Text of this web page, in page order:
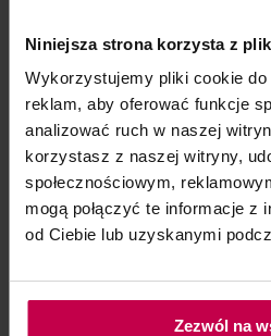
Niniejsza strona korzysta z
Wykorzystujemy pliki cookie
reklam, aby oferować funkcje
analizować ruch w naszej
korzystasz z naszej witryny,
społecznościowym,
mogą połączyć te informacje z
od Ciebie lub uzyskanymi
Zezwól na